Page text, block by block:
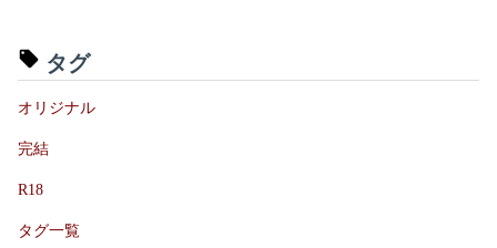
タグ
オリジナル
完結
R18
タグ一覧